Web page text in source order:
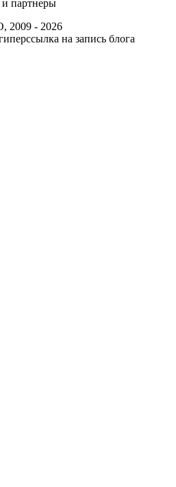
партнеры
- 2026
на запись блога